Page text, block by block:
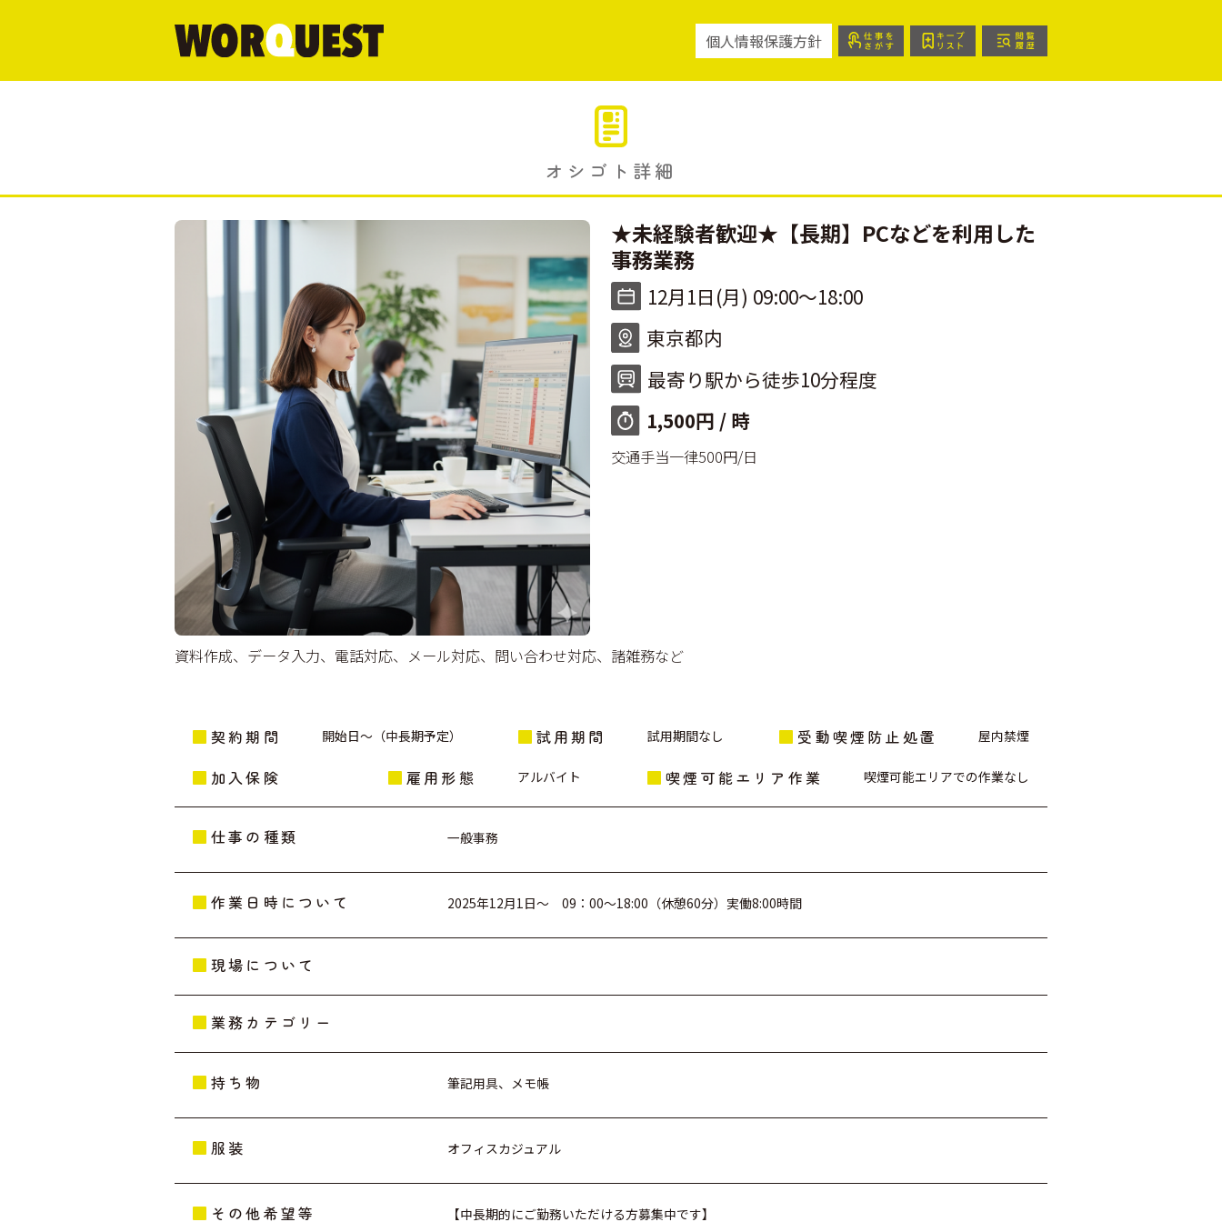
個人情報保護方針
オシゴト詳細
★未経験者歓迎★【長期】PCなどを利用した
事務業務
12月1日(月) 09:00〜18:00
東京都内
最寄り駅から徒歩10分程度
1,500円 / 時
交通手当一律500円/日
資料作成、データ入力、電話対応、メール対応、問い合わせ対応、諸雑務など
契約期間 開始日～（中長期予定） 試用期間 試用期間なし 受動喫煙防止処置 屋内禁煙
加入保険 雇用形態 アルバイト 喫煙可能エリア作業 喫煙可能エリアでの作業なし
仕事の種類 一般事務
作業日時について 2025年12月1日～ 09：00～18:00（休憩60分）実働8:00時間
現場について
業務カテゴリー
持ち物 筆記用具、メモ帳
服装 オフィスカジュアル
その他希望等
【中長期的にご勤務いただける方募集中です】